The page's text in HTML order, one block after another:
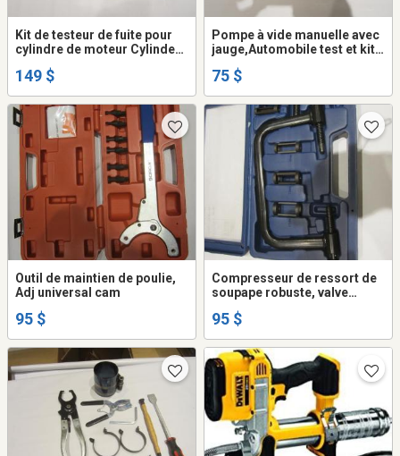
Kit de testeur de fuite pour
cylindre de moteur Cylinder
149 $
Pompe à vide manuelle avec
jauge,Automobile test et kit
75 $
Outil de maintien de poulie,
Adj universal cam
95 $
Compresseur de ressort de
soupape robuste, valve
95 $